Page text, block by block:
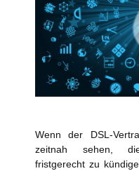
Wenn der DSL-
zeitnah sehen,
fristgerecht zu